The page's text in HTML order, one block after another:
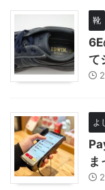
靴
て
よ
ま